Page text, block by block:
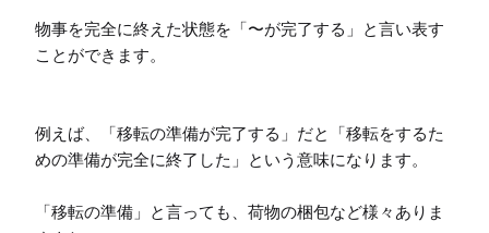
物事を完全に終えた状態を「〜が完了する」と言い表す
ことができます。
例えば、「移転の準備が完了する」だと「移転をするた
めの準備が完全に終了した」という意味になります。
「移転の準備」と言っても、荷物の梱包など様々ありま